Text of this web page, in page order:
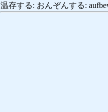
温存する: おんぞんする: